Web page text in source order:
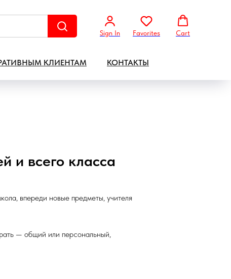
Sign In Favorites Cart
КЛИЕНТАМ КОНТАКТЫ
и всего класса
впереди новые предметы, учителя
— общий или персональный,